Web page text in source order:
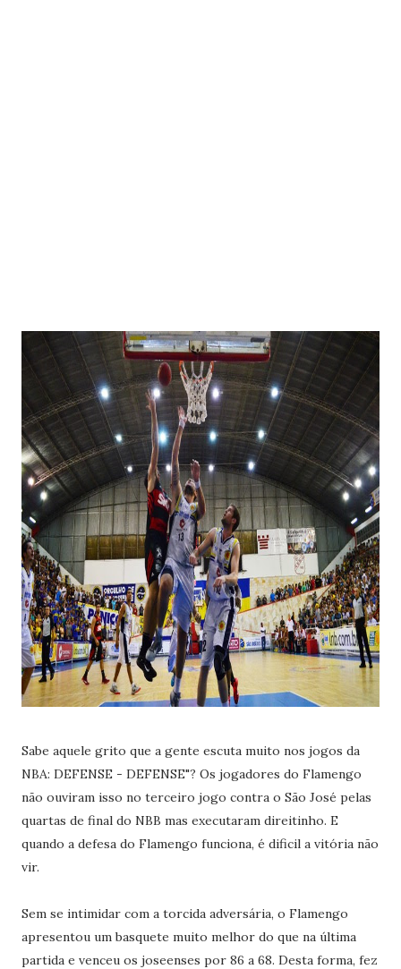
Sabe aquele grito que a gente escuta muito nos jogos da
NBA: DEFENSE - DEFENSE"? Os jogadores do Flamengo
não ouviram isso no terceiro jogo contra o São José pelas
quartas de final do NBB mas executaram direitinho. E
quando a defesa do Flamengo funciona, é dificil a vitória não
vir.
Sem se intimidar com a torcida adversária, o Flamengo
apresentou um basquete muito melhor do que na última
partida e venceu os joseenses por 86 a 68. Desta forma, fez